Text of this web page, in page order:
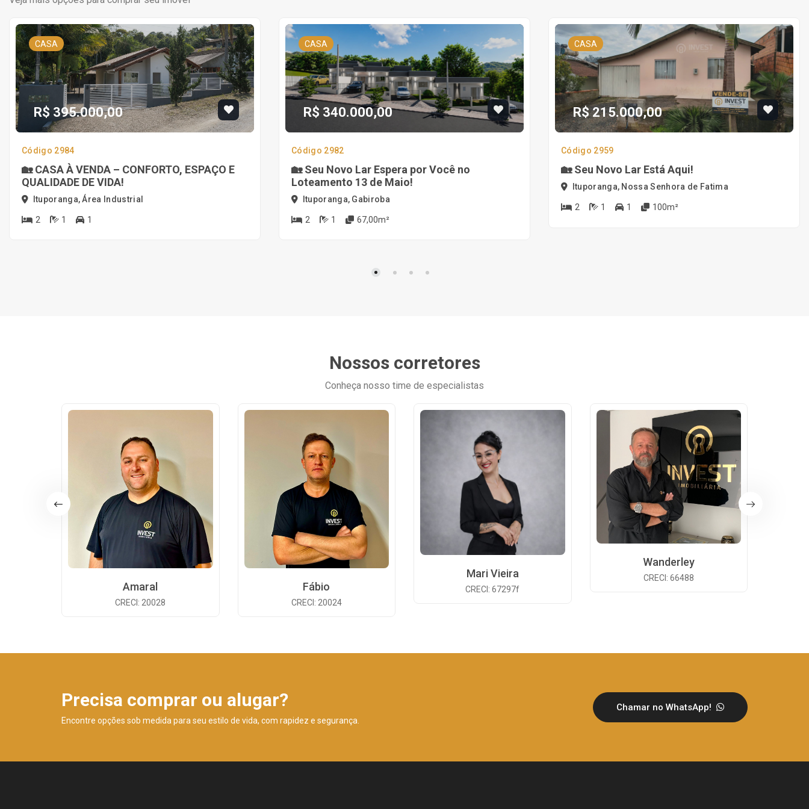
CASA
R$ 395.000,00
Código 2984
🏡 CASA À VENDA – CONFORTO, ESPAÇO E
QUALIDADE DE VIDA!
Ituporanga, Área Industrial
2 1 1
CASA
R$ 340.000,00
Código 2982
🏡 Seu Novo Lar Espera por Você no
Loteamento 13 de Maio!
Ituporanga, Gabiroba
2 1 67,00m²
CASA
R$ 215.000,00
Código 2959
🏡 Seu Novo Lar Está Aqui!
Ituporanga, Nossa Senhora de Fatima
2 1 1 100m²
Nossos corretores
Conheça nosso time de especialistas
Amaral
CRECI: 20028
Fábio
CRECI: 20024
Mari Vieira
CRECI: 67297f
Wanderley
CRECI: 66488
Precisa comprar ou alugar?
Encontre opções sob medida para seu estilo de vida, com rapidez e segurança.
Chamar no WhatsApp!